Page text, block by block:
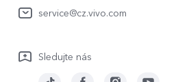
Protokol aktualizace
Stáhnout LUT pro obnovu Log
Centrum ochrany osobních údajů
service@cz.vivo.com
Sledujte nás